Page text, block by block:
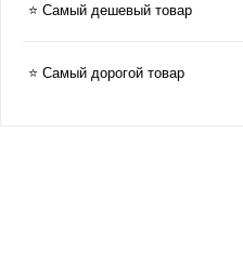
⭐ Самый дешевый товар
⭐ Самый дорогой товар